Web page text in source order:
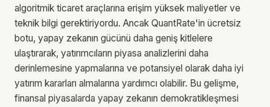
algoritmik ticaret araçlarına erişim yüksek maliyetler ve
teknik bilgi gerektiriyordu. Ancak QuantRate'in ücretsiz
botu, yapay zekanın gücünü daha geniş kitlelere
ulaştırarak, yatırımcıların piyasa analizlerini daha
derinlemesine yapmalarına ve potansiyel olarak daha iyi
yatırım kararları almalarına yardımcı olabilir. Bu gelişme,
finansal piyasalarda yapay zekanın demokratikleşmesi